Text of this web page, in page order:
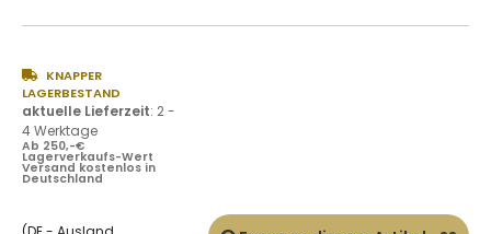
KNAPPER
LAGERBESTAND
aktuelle Lieferzeit: 2 -
4 Werktage
Ab 250,-€
Lagerverkaufs-Wert
Versand kostenlos in
Deutschland